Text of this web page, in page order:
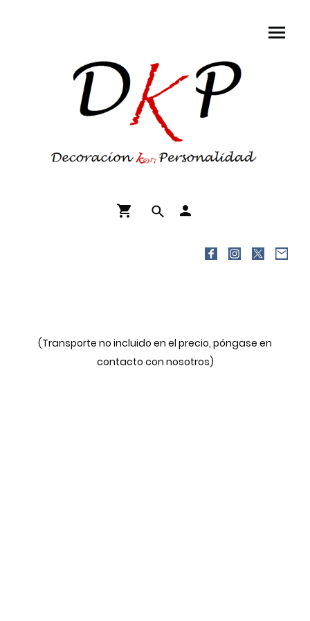
(Transporte no incluido en el precio, póngase en
contacto con nosotros)